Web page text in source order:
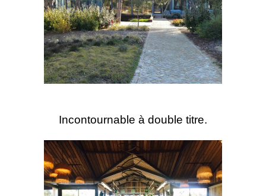
Incontournable à double titre.